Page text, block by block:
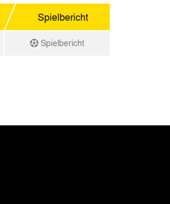
Spielbericht
Spielbericht